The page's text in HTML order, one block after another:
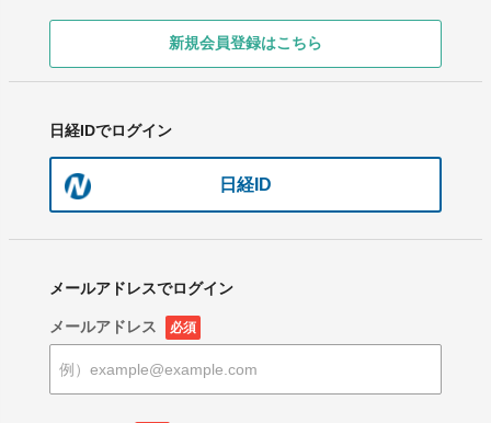
新規会員登録はこちら
日経IDでログイン
日経ID
メールアドレスでログイン
メールアドレス 必須